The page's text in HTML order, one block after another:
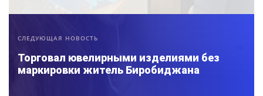
СЛЕДУЮЩАЯ НОВОСТЬ
Торговал ювелирными изделиями без
маркировки житель Биробиджана